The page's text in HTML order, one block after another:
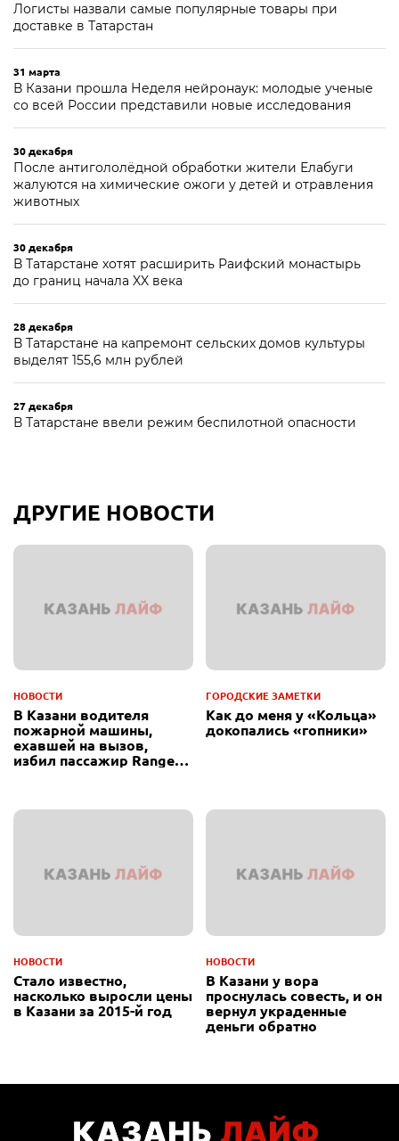
Логисты назвали самые популярные товары при
доставке в Татарстан
31 марта
В Казани прошла Неделя нейронаук: молодые ученые
со всей России представили новые исследования
30 декабря
После антигололёдной обработки жители Елабуги
жалуются на химические ожоги у детей и отравления
животных
30 декабря
В Татарстане хотят расширить Раифский монастырь
до границ начала XX века
28 декабря
В Татарстане на капремонт сельских домов культуры
выделят 155,6 млн рублей
27 декабря
В Татарстане ввели режим беспилотной опасности
ДРУГИЕ НОВОСТИ
НОВОСТИ
В Казани водителя
пожарной машины,
ехавшей на вызов,
избил пассажир Range
ГОРОДСКИЕ ЗАМЕТКИ
Как до меня у «Кольца»
докопались «гопники»
НОВОСТИ
Стало известно,
насколько выросли цены
в Казани за 2015-й год
НОВОСТИ
В Казани у вора
проснулась совесть, и он
вернул украденные
деньги обратно